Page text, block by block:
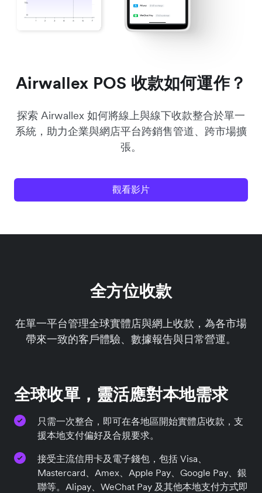
Airwallex POS 收款如何運作？
探索 Airwallex 如何將線上與線下收款整合於單一
系統，助力企業與網店平台跨銷售管道、跨市場擴
張。
觀看影片
全方位收款
在單一平台管理全球實體店與網上收款，為各市場
帶來一致的客戶體驗、數據報告與日常營運。
全球收單，靈活應對本地需求
只需一次整合，即可在各地區開始實體店收款，支
援本地支付偏好及合規要求。
接受主流信用卡及電子錢包，包括 Visa、
Mastercard、Amex、Apple Pay、Google Pay、銀
聯等。Alipay、WeChat Pay 及其他本地支付方式即